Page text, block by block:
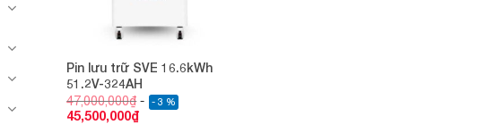
Pin lưu trữ SVE 16.6kWh
51.2V-324AH
47,000,000₫ - 3 %
45,500,000₫